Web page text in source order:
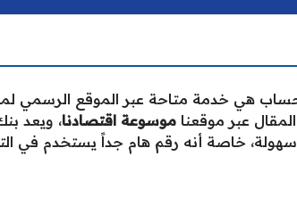
هي خدمة متاحة عبر الموقع الرسمي
عبر موقعنا موسوعة اقتصادنا، ويعد
سهولة، خاصة أنه رقم هام جداً يستخدم في